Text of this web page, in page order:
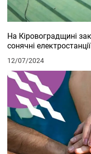
На Кіровоградщині
сонячні
12/07/2024